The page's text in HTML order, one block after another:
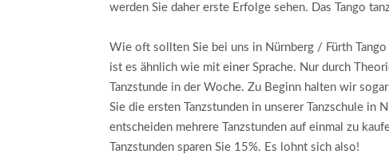
werden Sie daher erste Erfolge sehen. Das Tango
Wie oft sollten Sie bei uns in Nürnberg / Fürth
ist es ähnlich wie mit einer Sprache. Nur durch
Tanzstunde in der Woche. Zu Beginn halten wir
Sie die ersten Tanzstunden in unserer Tanzschule
entscheiden mehrere Tanzstunden auf einmal zu
Tanzstunden sparen Sie 15%. Es lohnt sich also!